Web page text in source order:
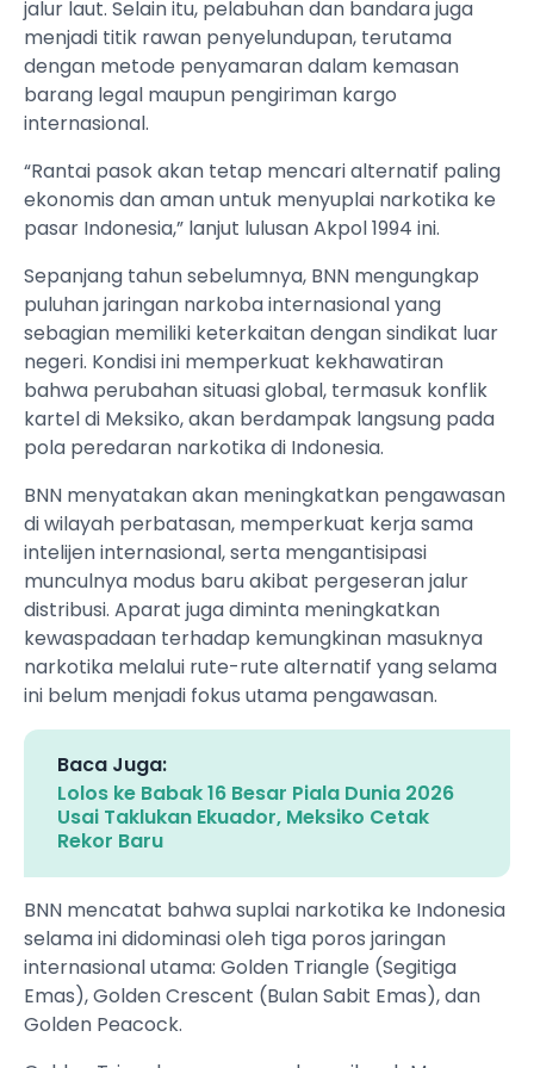
jalur laut. Selain itu, pelabuhan dan bandara juga
menjadi titik rawan penyelundupan, terutama
dengan metode penyamaran dalam kemasan
barang legal maupun pengiriman kargo
internasional.
“Rantai pasok akan tetap mencari alternatif paling
ekonomis dan aman untuk menyuplai narkotika ke
pasar Indonesia,” lanjut lulusan Akpol 1994 ini.
Sepanjang tahun sebelumnya, BNN mengungkap
puluhan jaringan narkoba internasional yang
sebagian memiliki keterkaitan dengan sindikat luar
negeri. Kondisi ini memperkuat kekhawatiran
bahwa perubahan situasi global, termasuk konflik
kartel di Meksiko, akan berdampak langsung pada
pola peredaran narkotika di Indonesia.
BNN menyatakan akan meningkatkan pengawasan
di wilayah perbatasan, memperkuat kerja sama
intelijen internasional, serta mengantisipasi
munculnya modus baru akibat pergeseran jalur
distribusi. Aparat juga diminta meningkatkan
kewaspadaan terhadap kemungkinan masuknya
narkotika melalui rute-rute alternatif yang selama
ini belum menjadi fokus utama pengawasan.
Baca Juga:
Lolos ke Babak 16 Besar Piala Dunia 2026
Usai Taklukan Ekuador, Meksiko Cetak
Rekor Baru
BNN mencatat bahwa suplai narkotika ke Indonesia
selama ini didominasi oleh tiga poros jaringan
internasional utama: Golden Triangle (Segitiga
Emas), Golden Crescent (Bulan Sabit Emas), dan
Golden Peacock.